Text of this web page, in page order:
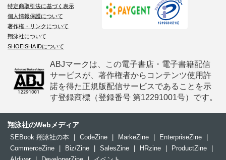
特定商取引法に基づく表示
個人情報保護について
著作権・リンクについて
翔泳社について
SHOEISHA iDについて
ABJマークは、この電子書店・電子書籍配信
サービスが、著作権者からコンテンツ使用許
諾を得た正規版配信サービスであることを示
す登録商標（登録番号 第12291001号）です。
翔泳社のWebメディア
SEBook 翔泳社の本 CodeZine MarkeZine EnterpriseZine
CommerceZine
Biz/Zine SalesZine HRzine ProductZine